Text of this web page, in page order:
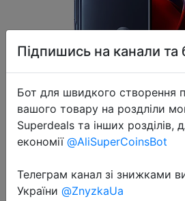
2022-12-22
Global Rom Motorola
Підпишись на канали та
Бот для швидкого створення
вашого товару на роздліли
Superdeals та інших розділів,
економії @AliSuperCoinsBot
Телеграм канал зі знижками
України @ZnyzkaUa